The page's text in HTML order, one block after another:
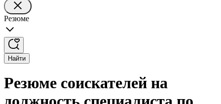
Резюме
Найти
Резюме соискателей на